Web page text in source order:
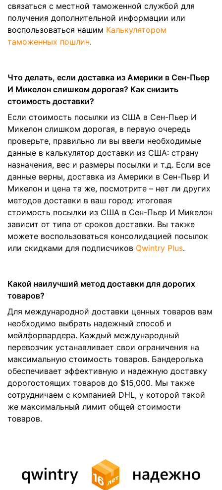
связаться с местной таможенной службой для
получения дополнительной информации или
воспользоваться нашим Калькулятором
таможенных пошлин.
Что делать, если доставка из Америки в Сен-Пьер
И Микелон слишком дорогая? Как снизить
стоимость доставки?
Если стоимость посылки из США в Сен-Пьер И
Микелон слишком дорогая, в первую очередь
проверьте, правильно ли вы ввели необходимые
данные в калькулятор доставки из США: страну
назначения, вес и размеры посылки и т.д. Если все
данные верны, доставка из Америки в Сен-Пьер И
Микелон и цена та же, посмотрите – нет ли других
методов доставки в ваш город: итоговая
стоимость посылки из США в Сен-Пьер И Микелон
зависит от типа от сроков доставки. Вы также
можете воспользоваться консолидацией посылок
или скидками для подписчиков Qwintry Plus.
Какой наилучший метод доставки для дорогих
товаров?
Для международной доставки ценных товаров вам
необходимо выбрать надежный способ и
мейлфорвардера. Каждый международный
перевозчик устанавливает свои ограничения на
максимальную стоимость товаров. Бандеролька
обеспечивает эффективную и надежную доставку
дорогостоящих товаров до $15,000. Мы также
сотрудничаем с компанией DHL, у которой такой
же максимальный лимит общей стоимости
товаров.